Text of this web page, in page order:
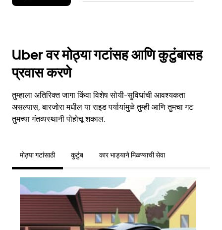
Uber वर मोठ्या गटांसह आणि कुटुंबासह
प्रवास करणे
तुम्हाला अतिरिक्त जागा किंवा विशेष सोयी-सुविधांची आवश्यकता
असल्यास, बारजोरा मधील या राइड पर्यायांमुळे तुम्ही आणि तुमचा गट
तुमच्या गंतव्यस्थानी पोहोचू शकाल.
मोठ्या गटांसाठी कुटुंब कार भाड्याने मिळण्याची सेवा